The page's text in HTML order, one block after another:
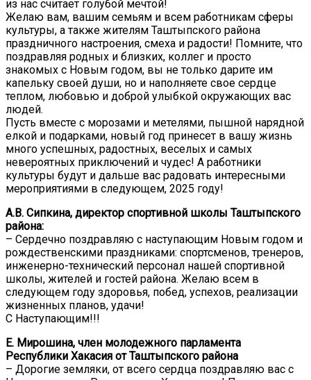
из нас считает голубой мечтой!
Желаю вам, вашим семьям и всем работникам сферы
культуры, а также жителям Таштыпского района
праздничного настроения, смеха и радости! Помните, что
поздравляя родных и близких, коллег и просто
знакомых с Новым годом, вы не только дарите им
капельку своей души, но и наполняете свое сердце
теплом, любовью и доброй улыбкой окружающих вас
людей.
Пусть вместе с морозами и метелями, пышной нарядной
елкой и подарками, новый год принесет в вашу жизнь
много успешных, радостных, веселых и самых
невероятных приключений и чудес! А работники
культуры будут и дальше вас радовать интересными
мероприятиями в следующем, 2025 году!
А.В. Сипкина, директор спортивной школы Таштыпского
района:
– Сердечно поздравляю с наступающим Новым годом и
рождественскими праздниками: спортсменов, тренеров,
инженерно-технический персонал нашей спортивной
школы, жителей и гостей района. Желаю всем в
следующем году здоровья, побед, успехов, реализации
жизненных планов, удачи!
С Наступающим!!!
Е. Мирошина, член молодежного парламента
Республики Хакасия от Таштыпского района
– Дорогие земляки, от всего сердца поздравляю вас с